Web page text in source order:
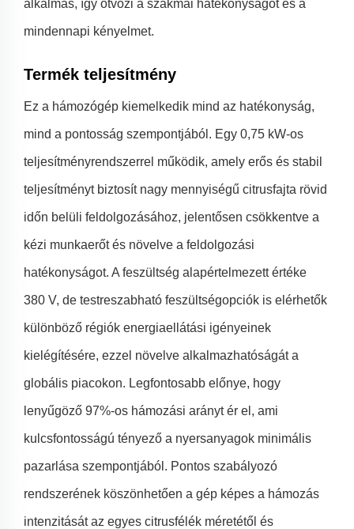
alkalmas, így ötvözi a szakmai hatékonyságot és a
mindennapi kényelmet.
Termék teljesítmény
Ez a hámozógép kiemelkedik mind az hatékonyság,
mind a pontosság szempontjából. Egy 0,75 kW-os
teljesítményrendszerrel működik, amely erős és stabil
teljesítményt biztosít nagy mennyiségű citrusfajta rövid
időn belüli feldolgozásához, jelentősen csökkentve a
kézi munkaerőt és növelve a feldolgozási
hatékonyságot. A feszültség alapértelmezett értéke
380 V, de testreszabható feszültségopciók is elérhetők
különböző régiók energiaellátási igényeinek
kielégítésére, ezzel növelve alkalmazhatóságát a
globális piacokon. Legfontosabb előnye, hogy
lenyűgöző 97%-os hámozási arányt ér el, ami
kulcsfontosságú tényező a nyersanyagok minimális
pazarlása szempontjából. Pontos szabályozó
rendszerének köszönhetően a gép képes a hámozás
intenzitását az egyes citrusfélék méretétől és